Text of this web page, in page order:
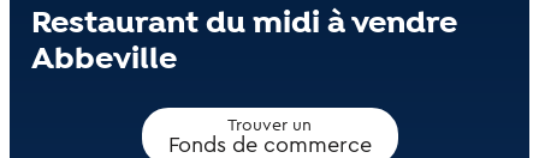
Restaurant du midi à vendre
Abbeville
Trouver un
Fonds de commerce